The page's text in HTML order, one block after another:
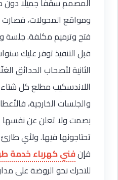
ومواقع المحولات،
فتح وترميم مكلفة. جلسة
قبل التنفيذ توفر عليك
الثانية لأصحاب الحدائق
اللاندسكيب مطلع كل
والجلسات الخارجية،
بصمت ولا تعلن عن نفسها
تحتاجونها فيها. ولأي
فإنفني كهرباء خدمة
للتحرك نحو الروضة على